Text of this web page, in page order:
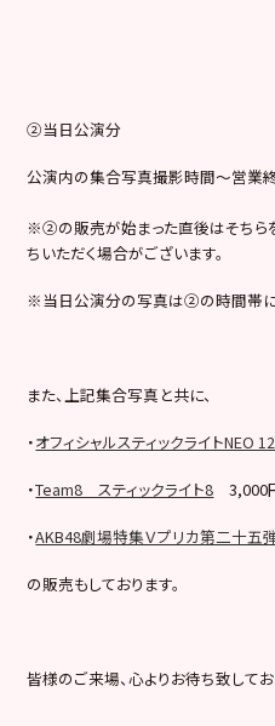
②当日公演分
公演内の集合写真撮影時間～営業
※②の販売が始まった直後はそちら
ちいただく場合がございます。
※当日公演分の写真は②の時間帯に
また、上記集合写真と共に、
・オフィシャルスティックライトNEO
・Team8 スティックライト8 3,000
・AKB48劇場特集Ｖプリカ第二十五
の販売もしております。
皆様のご来場、心よりお待ち致してお